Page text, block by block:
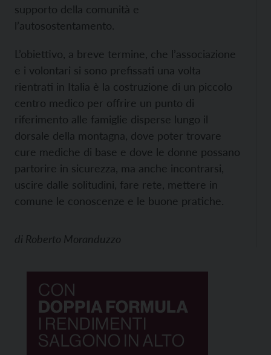
supporto della comunità e
l’autosostentamento.
L’obiettivo, a breve termine, che l’associazione
e i volontari si sono prefissati una volta
rientrati in Italia è la costruzione di un piccolo
centro medico per offrire un punto di
riferimento alle famiglie disperse lungo il
dorsale della montagna, dove poter trovare
cure mediche di base e dove le donne possano
partorire in sicurezza, ma anche incontrarsi,
uscire dalle solitudini, fare rete, mettere in
comune le conoscenze e le buone pratiche.
di Roberto Moranduzzo